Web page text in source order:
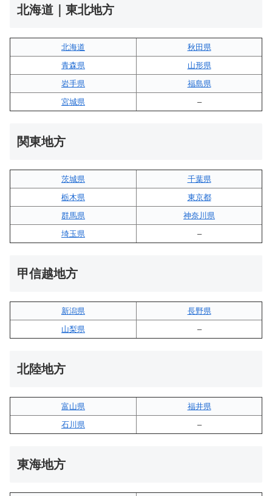
北海道｜東北地方
北海道
秋田県
青森県
山形県
岩手県
福島県
宮城県
–
関東地方
茨城県
千葉県
栃木県
東京都
群馬県
神奈川県
埼玉県
–
甲信越地方
新潟県
長野県
山梨県
–
北陸地方
富山県
福井県
石川県
–
東海地方